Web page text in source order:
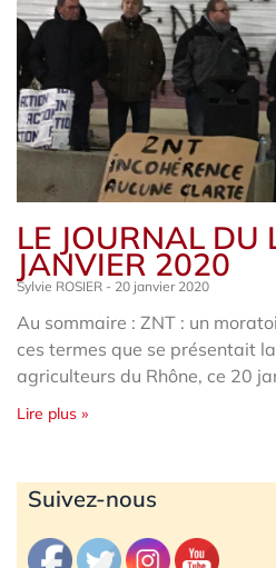
LE JOURNAL DU
JANVIER 2020
Sylvie ROSIER 20 janvier 2020
Au sommaire : ZNT : un
ces termes que se présentait
agriculteurs du Rhône, ce 20
Lire plus »
Suivez-nous
Archives